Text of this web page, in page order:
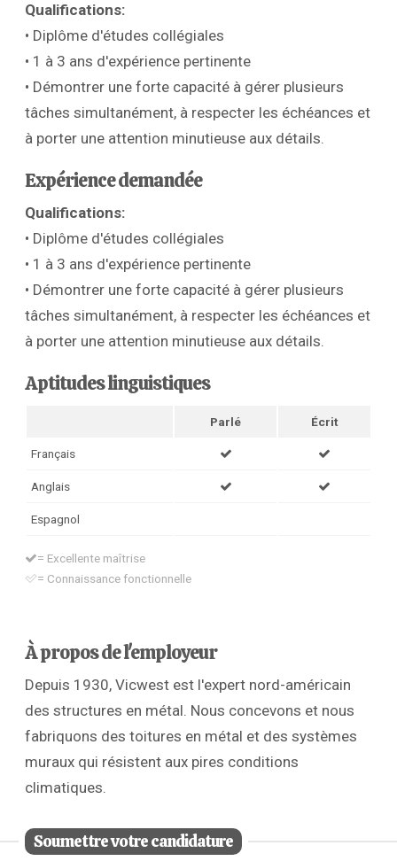
Qualifications:
• Diplôme d'études collégiales
• 1 à 3 ans d'expérience pertinente
• Démontrer une forte capacité à gérer plusieurs
tâches simultanément, à respecter les échéances et
à porter une attention minutieuse aux détails.
Expérience demandée
Qualifications:
• Diplôme d'études collégiales
• 1 à 3 ans d'expérience pertinente
• Démontrer une forte capacité à gérer plusieurs
tâches simultanément, à respecter les échéances et
à porter une attention minutieuse aux détails.
Aptitudes linguistiques
Parlé Écrit
Français
Anglais
Espagnol
= Excellente maîtrise
= Connaissance fonctionnelle
À propos de l'employeur
Depuis 1930, Vicwest est l'expert nord-américain
des structures en métal. Nous concevons et nous
fabriquons des toitures en métal et des systèmes
muraux qui résistent aux pires conditions
climatiques.
Soumettre votre candidature